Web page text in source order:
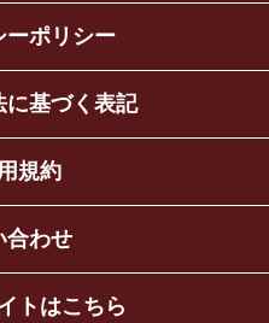
ーポリシー
に基づく表記
規約
合わせ
トはこちら